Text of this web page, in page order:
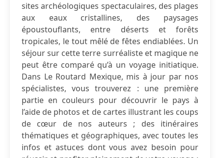
sites archéologiques spectaculaires, des plages
aux eaux cristallines, des paysages
époustouflants, entre déserts et forêts
tropicales, le tout mêlé de fêtes endiablées. Un
séjour sur cette terre surréaliste et magique ne
peut être comparé qu’à un voyage initiatique.
Dans Le Routard Mexique, mis à jour par nos
spécialistes, vous trouverez : une première
partie en couleurs pour découvrir le pays à
l’aide de photos et de cartes illustrant les coups
de cœur de nos auteurs ; des itinéraires
thématiques et géographiques, avec toutes les
infos et astuces dont vous avez besoin pour